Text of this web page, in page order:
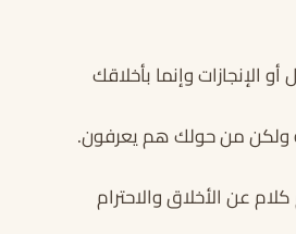
الإنجازات وإنما بأخلاقك
ولكن من حولك هم يعرفون.
عن الأخلاق والاحترام